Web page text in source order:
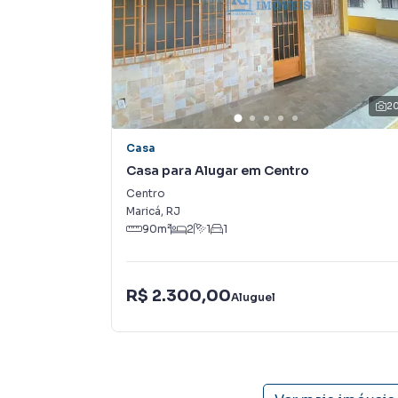
inovadoras para simplificar a relação de
imobiliário.
Anuncie seu imóvel! É fácil, rápido e gratuito!
em diversas cidades do Brasil, incluindo
José do Imbassaí. Isso porque temos uma
específicas para Maricá, o que aumenta
consequência uma maior chance de vender
atender proprietários e inquilinos.
20
Casa
Casa para Alugar em Centro
Centro
Maricá, RJ
90m² 2 1 1
R$ 2.300,00Aluguel